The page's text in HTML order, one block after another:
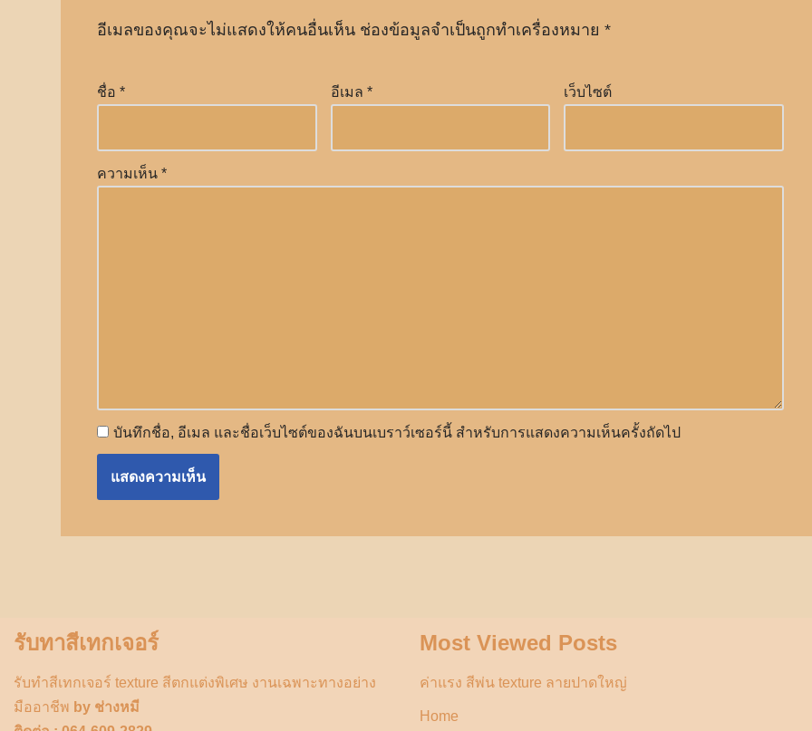
อีเมลของคุณจะไม่แสดงให้คนอื่นเห็น ช่องข้อมูลจำเป็นถูกทำเครื่องหมาย *
ชื่อ * อีเมล * เว็บไซต์
ความเห็น *
บันทึกชื่อ, อีเมล และชื่อเว็บไซต์ของฉันบนเบราว์เซอร์นี้ สำหรับการแสดงความเห็นครั้งถัดไป
รับทาสีเทกเจอร์
รับทำสีเทกเจอร์ texture สีตกแต่งพิเศษ งานเฉพาะทางอย่าง
มืออาชีพ by ช่างหมี
Most Viewed Posts
ค่าแรง สีพ่น texture ลายปาดใหญ่
Home